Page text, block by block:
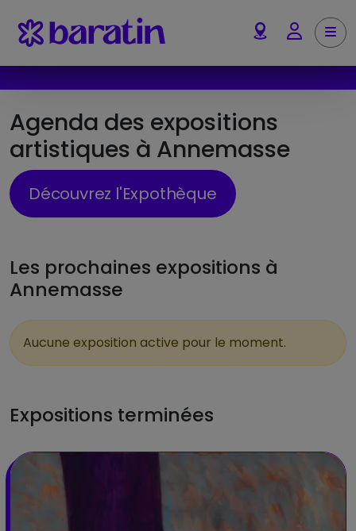
Account
Agenda des expositions
artistiques à Annemasse
Découvrez l'Expothèque
Les prochaines expositions à
Annemasse
Aucune exposition active pour le moment.
Expositions terminées